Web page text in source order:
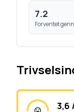
7.2
Forventet
3,6